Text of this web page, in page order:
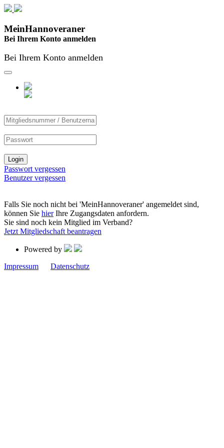
MeinHannoveraner
Bei Ihrem Konto anmelden
Bei Ihrem Konto anmelden
Passwort vergessen
Benutzer vergessen
Falls Sie noch nicht bei 'MeinHannoveraner' angemeldet sind,
können Sie hierIhre Zugangsdaten anfordern.
Sie sind noch kein Mitglied im Verband?
Jetzt Mitgliedschaft beantragen
Powered by
Impressum
Datenschutz